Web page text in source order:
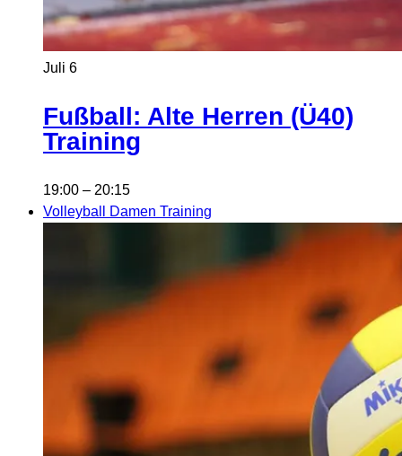
Juli 6
Fußball: Alte Herren (Ü40)
Training
19:00 – 20:15
Volleyball Damen Training